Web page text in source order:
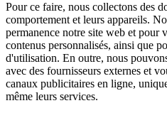
Pour ce faire, nous collectons des
comportement et leurs appareils.
permanence notre site web et pour
contenus personnalisés, ainsi que
d'utilisation. En outre, nous
avec des fournisseurs externes et
canaux publicitaires en ligne,
même leurs services.